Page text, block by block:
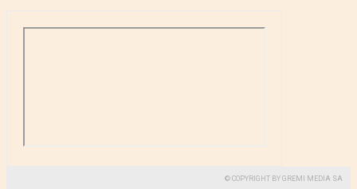
© COPYRIGHT BY GREMI MEDIA SA